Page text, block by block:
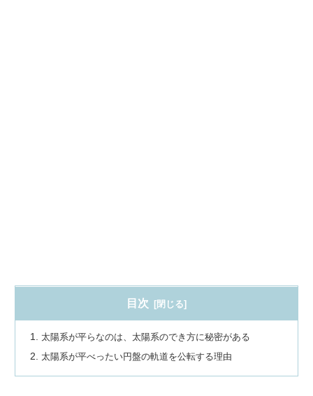
目次
太陽系が平らなのは、太陽系のでき方に秘密がある
太陽系が平べったい円盤の軌道を公転する理由